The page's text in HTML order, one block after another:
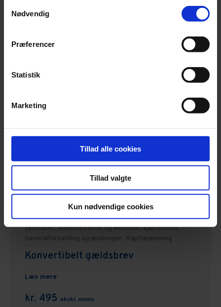
Nødvendig
Præferencer
Statistik
Marketing
Tillad alle cookies
Tillad valgte
Kun nødvendige cookies
Selskaber,
Gældsbrev
Erhverv, Selskaber, Alle dokumenter vedrørende
selskaber, Administration og økonomi, Ejerforhold,
Generalforsamling og ændringer, Kapitalændring
Konvertibelt gældsbrev
Læs mere
kr. 495 ekskl. moms